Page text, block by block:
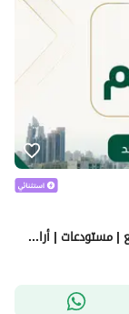
ارض صناعيه للبيع في الدمام نستقبل عروضكم| مصانع | مستودعات | أراضٍي | عقارات صناعية.